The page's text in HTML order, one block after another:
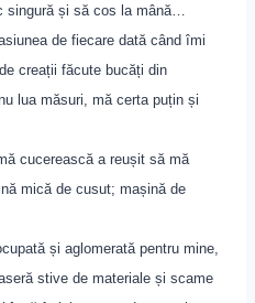
singură și să cos la mână…
de fiecare dată când îmi
creații făcute bucăți din
lua măsuri, mă certa puțin și
cucerească a reușit să mă
mică de cusut; mașină de
și aglomerată pentru mine,
stive de materiale și scame